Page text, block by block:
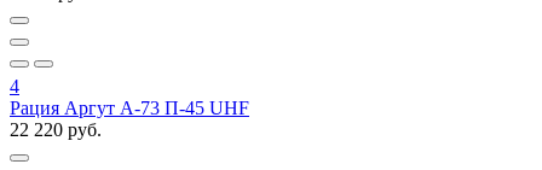
4
Рация Аргут А-73 П-45 UHF
22 220 руб.